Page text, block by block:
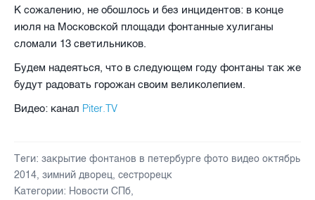
К сожалению, не обошлось и без инцидентов: в конце
июля на Московской площади фонтанные хулиганы
сломали 13 светильников.
Будем надеяться, что в следующем году фонтаны так же
будут радовать горожан своим великолепием.
Видео: канал Piter.TV
Теги: закрытие фонтанов в петербурге фото видео октябрь
2014, зимний дворец, сестрорецк
Категории: Новости СПб,